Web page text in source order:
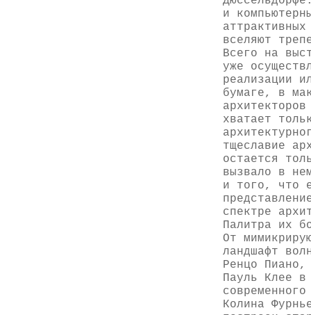
и
вселяют
Всего на
уже
реализации
бумаге, в
хватает
тщеславие
остается
вызвало в
и того, что
спектре
Палитра их
От
ландшафт
Ренцо Пиано,
Пауль Клее
Колина